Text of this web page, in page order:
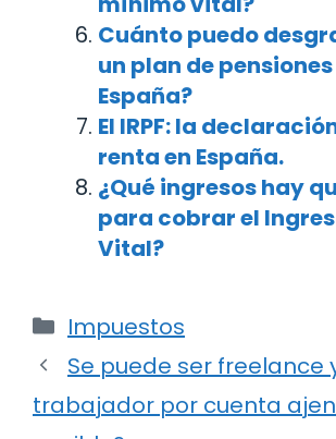
Cuánto puedo
un plan de pensiones
España?
El IRPF: la
renta en España.
¿Qué ingresos hay
para cobrar el
Vital?
Categorías
Impuestos
Navegación
de
entradas
Se puede ser freelance
trabajador por cuenta